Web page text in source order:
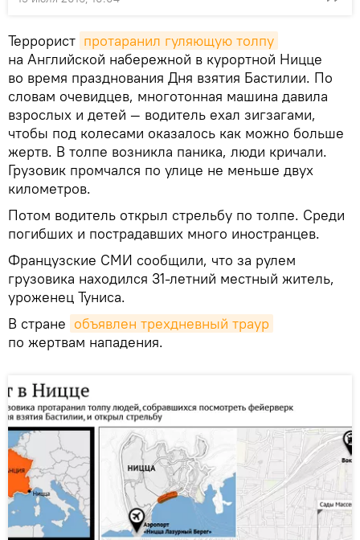
Террорист протаранил гуляющую толпу
на Английской набережной в курортной Ницце
во время празднования Дня взятия Бастилии. По
словам очевидцев, многотонная машина давила
взрослых и детей — водитель ехал зигзагами,
чтобы под колесами оказалось как можно больше
жертв. В толпе возникла паника, люди кричали.
Грузовик промчался по улице не меньше двух
километров.
Потом водитель открыл стрельбу по толпе. Среди
погибших и пострадавших много иностранцев.
Французские СМИ сообщили, что за рулем
грузовика находился 31-летний местный житель,
уроженец Туниса.
В стране объявлен трехдневный траур
по жертвам нападения.